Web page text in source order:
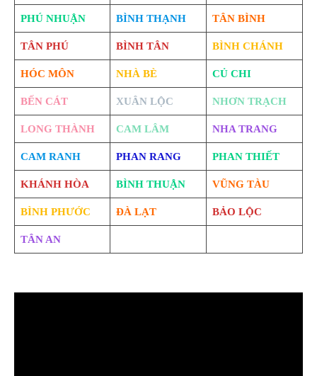
PHÚ NHUẬN BÌNH THẠNH TÂN BÌNH
TÂN PHÚ BÌNH TÂN BÌNH CHÁNH
HÓC MÔN NHÀ BÈ CỦ CHI
BẾN CÁT XUÂN LỘC NHƠN TRẠCH
LONG THÀNH CAM LÂM NHA TRANG
CAM RANH PHAN RANG PHAN THIẾT
KHÁNH HÒA BÌNH THUẬN VŨNG TÀU
BÌNH PHƯỚC ĐÀ LẠT BẢO LỘC
TÂN AN